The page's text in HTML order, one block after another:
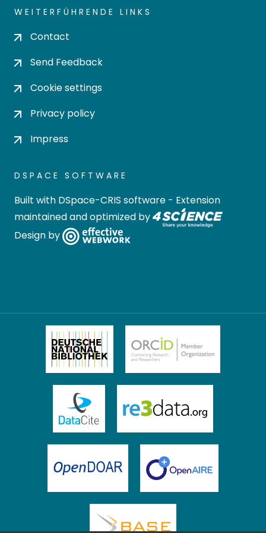
WEITERFÜHRENDE LINKS
Contact
Send Feedback
Cookie settings
Privacy policy
Impress
DSPACE SOFTWARE
Built with DSpace-CRIS software - Extension
maintained and optimized by
Design by